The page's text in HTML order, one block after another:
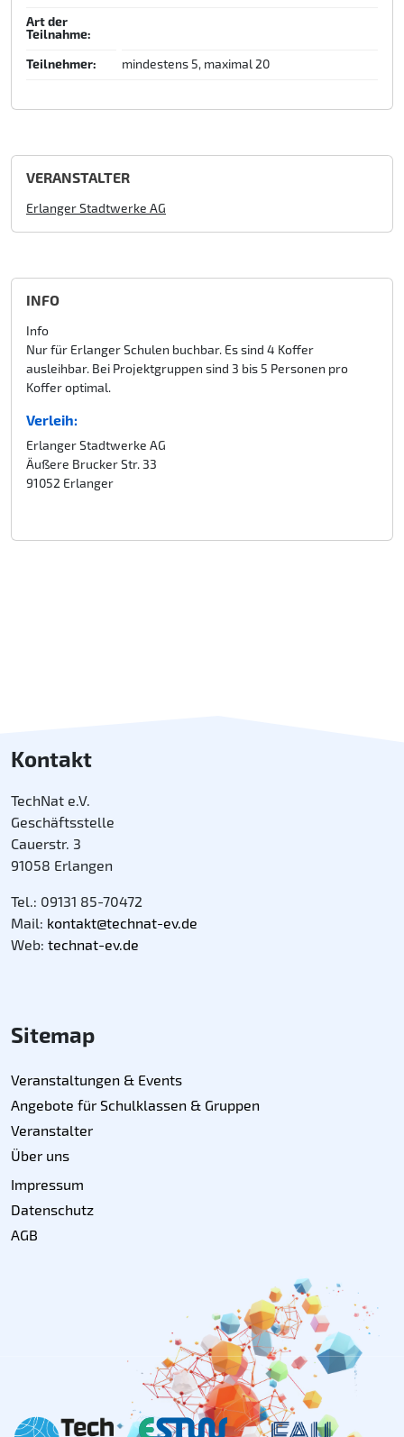
Art der
Teilnahme:
Teilnehmer:
mindestens 5, maximal 20
VERANSTALTER
Erlanger Stadtwerke AG
INFO
Info
Nur für Erlanger Schulen buchbar. Es sind 4 Koffer
ausleihbar. Bei Projektgruppen sind 3 bis 5 Personen pro
Koffer optimal.
Verleih:
Erlanger Stadtwerke AG
Äußere Brucker Str. 33
91052 Erlanger
Kontakt
TechNat e.V.
Geschäftsstelle
Cauerstr. 3
91058 Erlangen
Tel.: 09131 85-70472
Mail: kontakt@technat-ev.de
Web: technat-ev.de
Sitemap
Veranstaltungen & Events
Angebote für Schulklassen & Gruppen
Veranstalter
Über uns
Impressum
Datenschutz
AGB